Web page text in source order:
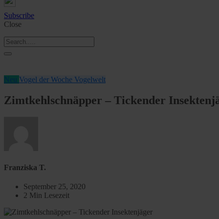
Subscribe
Close
Vogel der Woche Vogelwelt
Zimtkehlschnäpper – Tickender
Franziska T.
September 25, 2020
2 Min Lesezeit